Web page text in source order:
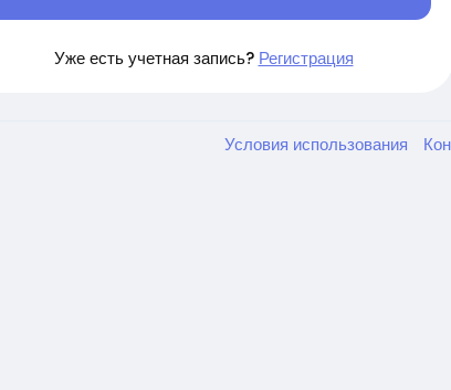
Уже есть учетная запись? Регистрация
Условия использования